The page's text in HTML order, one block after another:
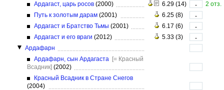
Ардагаст, царь росов (2000) 6.29 (14) -
2 отз.
Путь к золотым дарам (2001) 6.25 (8)
-
Ардагаст и Братство Тьмы (2001) 6.17 (6)
-
Ардагаст и его враги (2012) 5.33 (3)
-
Ардафарн
Ардафарн, сын Ардагаста [= Красный
Всадник] (2002)
Красный Всадник в Стране Снегов
(2004)